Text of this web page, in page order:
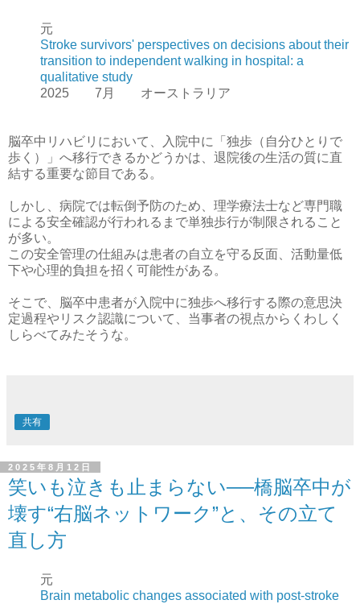
元
Stroke survivors' perspectives on decisions about their
transition to independent walking in hospital: a
qualitative study
2025 7月 オーストラリア
脳卒中リハビリにおいて、入院中に「独歩（自分ひとりで
歩く）」へ移行できるかどうかは、退院後の生活の質に直
結する重要な節目である。
しかし、病院では転倒予防のため、理学療法士など専門職
による安全確認が行われるまで単独歩行が制限されること
が多い。
この安全管理の仕組みは患者の自立を守る反面、活動量低
下や心理的負担を招く可能性がある。
そこで、脳卒中患者が入院中に独歩へ移行する際の意思決
定過程やリスク認識について、当事者の視点からくわしく
しらべてみたそうな。
共有
2025年8月12日
笑いも泣きも止まらない──橋脳卒中が
壊す“右脳ネットワーク”と、その立て
直し方
元
Brain metabolic changes associated with post-stroke